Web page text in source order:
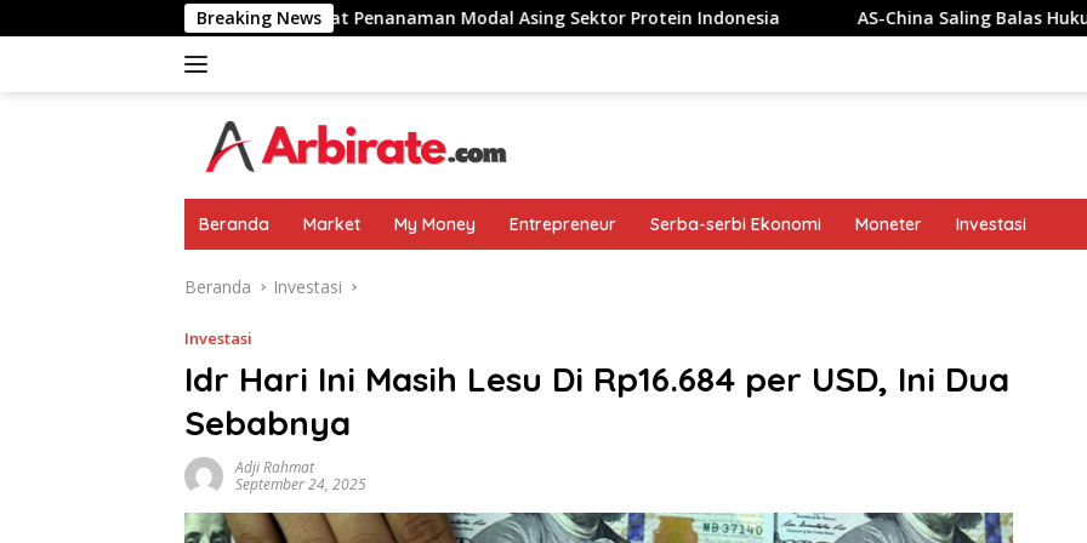
ke
Breaking News
JBS Perkuat Penanaman Modal Asing Sektor Protein Indonesia AS-China Saling Balas Hukuman Politik
Beranda Market My Money Entrepreneur Serba-serbi Ekonomi Moneter Investasi
Beranda Investasi
Investasi
Idr Hari Ini Masih Lesu Di Rp16.684 per USD, Ini Dua
Sebabnya
Adji Rahmat
September 24, 2025